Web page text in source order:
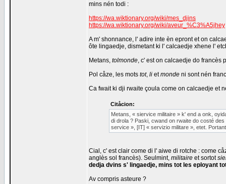
mins nén todi :
https://wa.wiktionary.org/wiki/mes_djins
https://wa.wiktionary.org/wiki/aveur_%C3%A5jhey
A m' shonnance, l' adire inte èn epront et on
ôte lingaedje, dismetant ki l' calcaedje xhene l'
Metans, tolmonde, c' est on calcaedje do francès
Pol cåze, les mots tot, li etmonde ni sont nén
Ca fwait ki dji rwaite çoula come on calcaedje et
Citåcion:
Metans, « siervice militaire » k' end a onk,
di drola ? Paski, cwand on rwaite do costé
service », [IT] « servizio militare », etet.
Cial, c' est clair come di l' aiwe di rotche : come
anglès sol francès). Seulmint, militaire et sortot
dedja dvins s' lingaedje, mins tot les eployant
Av compris asteure ?